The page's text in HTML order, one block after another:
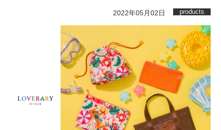
2022年05月02日 products